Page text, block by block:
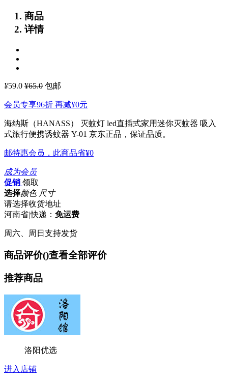
商品
详情
¥59.0 ¥65.0 包邮
会员专享96折 再减¥0元
海纳斯（HANASS） 灭蚊灯 led直插式家用迷你灭蚊器 吸入
式旅行便携诱蚊器 Y-01 京东正品，保证品质。
邮特惠会员，此商品省¥0
成为会员
促销 领取
选择颜色 尺寸
请选择收货地址
河南省|快递： 免运费
周六、周日支持发货
商品评价()查看全部评价
推荐商品
洛阳优选
进入店铺